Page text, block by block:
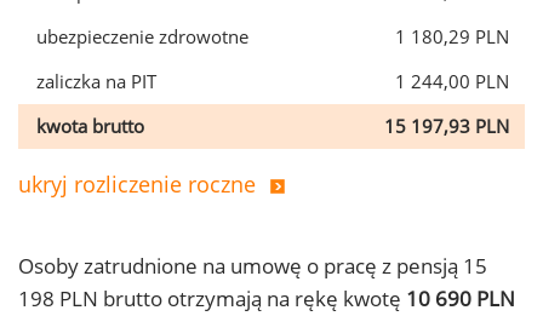
ubezpieczenie zdrowotne
1 180,29 PLN
zaliczka na PIT
1 244,00 PLN
kwota brutto
15 197,93 PLN
ukryj rozliczenie roczne
Osoby zatrudnione na umowę o pracę z pensją 15
198 PLN brutto otrzymają na rękę kwotę 10 690 PLN